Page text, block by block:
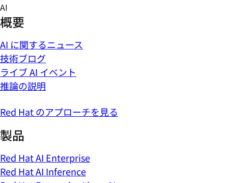
Skip
to
content
AI
概要
AI に関するニュース
技術ブログ
ライブ AI イベント
推論の説明
Red Hat のアプローチを見る
製品
Red Hat AI Enterprise
Red Hat AI Inference